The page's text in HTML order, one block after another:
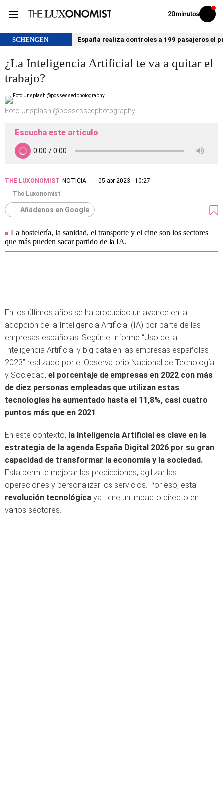
Volver
Iniciar
sesión
SCHENGEN España realiza controles a 199 pasajeros el
¿La Inteligencia Artificial te va a quitar el
trabajo?
Foto Unsplash @possessedphotography
Escucha este artículo
THE LUXONOMIST NOTICIA
05 abr 2023 - 10:27
The Luxonomist
Añádenos en Google
La hostelería, la sanidad, el transporte y el cine son los sectores
que más pueden sacar partido de la IA.
En los últimos años se ha producido un avance en la
adopción de la Inteligencia Artificial (IA) por parte de las
empresas españolas. Según el informe “Uso de la
Inteligencia Artificial y big data en las empresas españolas
2023” realizado por el Observatorio Nacional de Tecnología
y Sociedad, el porcentaje de empresas en 2022 con más
de diez personas empleadas que utilizan estas
tecnologías ha aumentado hasta el 11,8%, casi cuatro
puntos más que en 2021.
En este contexto, la Inteligencia Artificial es clave en la
estrategia de la agenda España Digital 2026 por su gran
capacidad de transformar la economía y la sociedad.
Esta permite mejorar las predicciones, agilizar las
operaciones y personalizar los servicios. Por eso, esta
revolución tecnológica ya tiene un impacto directo en
varios sectores.